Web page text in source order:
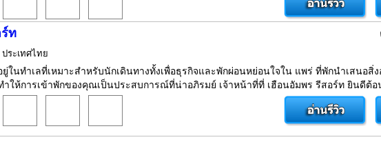
ท
ระเทศไทย
ในทำเลที่เหมาะสำหรับนักเดินทางทั้งเพื่อธุรกิจและพักผ่อนหย่อนใจใน แพร่ ที่พักนำเสนอสิ่
ำให้การเข้าพักของคุณเป็นประสบการณ์ที่น่าอภิรมย์ เจ้าหน้าที่ที่ เฮือนอัมพร รีสอร์ท ยินดีต้อ